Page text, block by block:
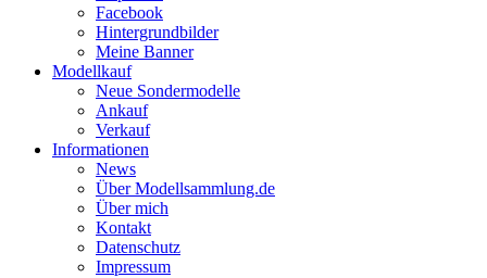
Facebook
Hintergrundbilder
Meine Banner
Modellkauf
Neue Sondermodelle
Ankauf
Verkauf
Informationen
News
Über Modellsammlung.de
Über mich
Kontakt
Datenschutz
Impressum